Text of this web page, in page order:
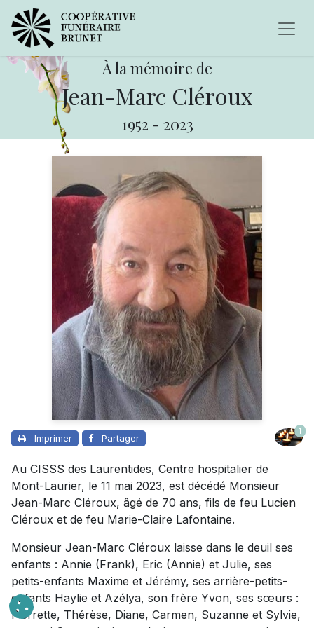
À la mémoire de
Jean-Marc Cléroux
1952 - 2023
Imprimer Partager
1
Au CISSS des Laurentides, Centre hospitalier de
Mont-Laurier, le 11 mai 2023, est décédé Monsieur
Jean-Marc Cléroux, âgé de 70 ans, fils de feu Lucien
Cléroux et de feu Marie-Claire Lafontaine.
Monsieur Jean-Marc Cléroux laisse dans le deuil ses
enfants : Annie (Frank), Eric (Annie) et Julie, ses
petits-enfants Maxime et Jérémy, ses arrière-petits-
enfants Haylie et Azélya, son frère Yvon, ses sœurs :
Pierrette, Thérèse, Diane, Carmen, Suzanne et Sylvie,